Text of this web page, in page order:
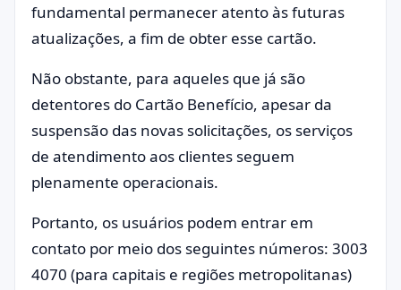
fundamental permanecer atento às futuras
atualizações, a fim de obter esse cartão.
Não obstante, para aqueles que já são
detentores do Cartão Benefício, apesar da
suspensão das novas solicitações, os serviços
de atendimento aos clientes seguem
plenamente operacionais.
Portanto, os usuários podem entrar em
contato por meio dos seguintes números: 3003
4070 (para capitais e regiões metropolitanas)